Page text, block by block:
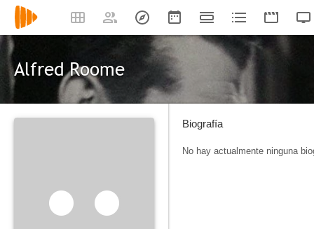
Alfred Roome
Biografía
No hay actualmente ninguna